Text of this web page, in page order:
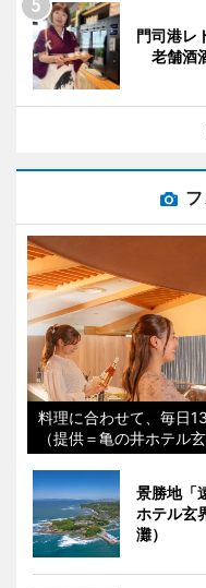
門司港レ
老舗酒
料理に合わせて、毎日
（提供＝亀の井ホテル玄
景勝地「
ホテル玄
灘）